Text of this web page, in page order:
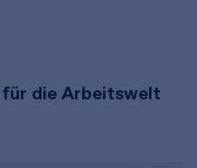
die Arbeitswelt